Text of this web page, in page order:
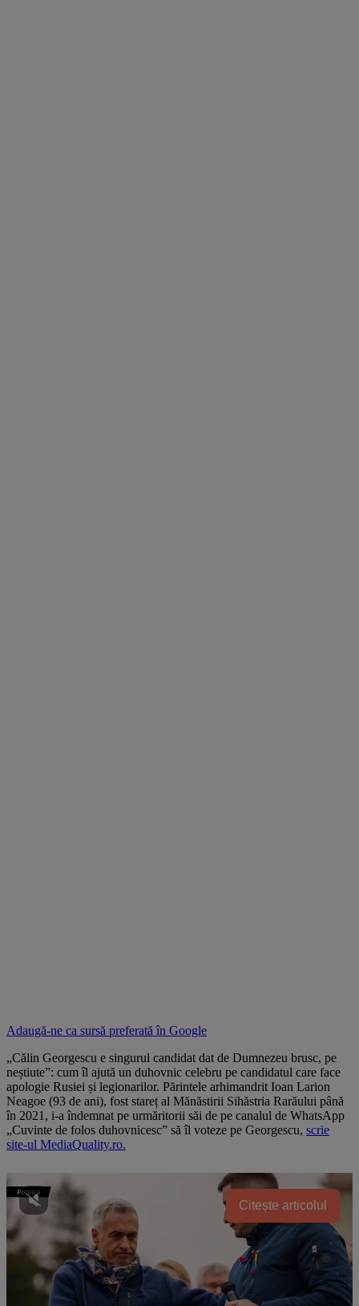
Adaugă-ne ca sursă preferată în Google
„Călin Georgescu e singurul candidat dat de Dumnezeu brusc, pe
neștiute”: cum îl ajută un duhovnic celebru pe candidatul care face
apologie Rusiei și legionarilor. Părintele arhimandrit Ioan Larion
Neagoe (93 de ani), fost stareț al Mănăstirii Sihăstria Rarăului până
în 2021, i-a îndemnat pe urmăritorii săi de pe canalul de WhatsApp
„Cuvinte de folos duhovnicesc” să îl voteze pe Georgescu, scrie
site-ul MediaQuality.ro.
Citește articolul